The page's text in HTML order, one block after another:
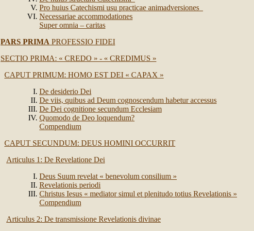
Pro huius Catechismi usu practicae animadversiones
Necessariae accommodationes
Super omnia – caritas
PARS PRIMA PROFESSIO FIDEI
SECTIO PRIMA: « CREDO » - « CREDIMUS »
CAPUT PRIMUM: HOMO EST DEI « CAPAX »
De desiderio Dei
De viis, quibus ad Deum cognoscendum habetur accessus
De Dei cognitione secundum Ecclesiam
Quomodo de Deo loquendum?
Compendium
CAPUT SECUNDUM: DEUS HOMINI OCCURRIT
Articulus 1: De Revelatione Dei
Deus Suum revelat « benevolum consilium »
Revelationis periodi
Christus Iesus « mediator simul et plenitudo totius Revelationis »
Compendium
Articulus 2: De transmissione Revelationis divinae